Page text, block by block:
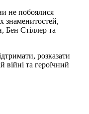
не побоялися
знаменитостей,
Стіллер та
розказати
війні та героїчний